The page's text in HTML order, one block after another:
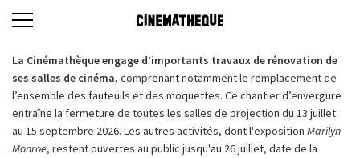
La Cinémathèque engage d’importants travaux de rénovation de
ses salles de cinéma, comprenant notamment le remplacement de
l’ensemble des fauteuils et des moquettes. Ce chantier d’envergure
entraîne la fermeture de toutes les salles de projection du 13 juillet
au 15 septembre 2026. Les autres activités, dont l'exposition Marilyn
Monroe, restent ouvertes au public jusqu'au 26 juillet, date de la